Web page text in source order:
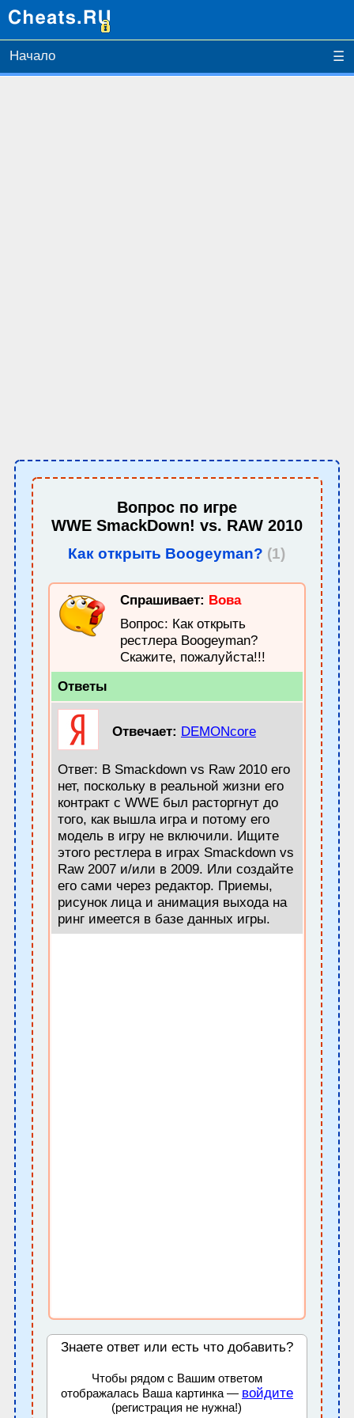
Начало ☰
Вопрос по игре
WWE SmackDown! vs. RAW 2010
Как открыть Boogeyman? (1)
Спрашивает: Вова
Вопрос: Как открыть
рестлера Boogeyman?
Скажите, пожалуйста!!!
Ответы
Отвечает: DEMONcore
Ответ: В Smackdown vs Raw 2010 его
нет, поскольку в реальной жизни его
контракт с WWE был расторгнут до
того, как вышла игра и потому его
модель в игру не включили. Ищите
этого рестлера в играх Smackdown vs
Raw 2007 и/или в 2009. Или создайте
его сами через редактор. Приемы,
рисунок лица и анимация выхода на
ринг имеется в базе данных игры.
Знаете ответ или есть что добавить?
Чтобы рядом с Вашим ответом
отображалась Ваша картинка — войдите
(регистрация не нужна!)